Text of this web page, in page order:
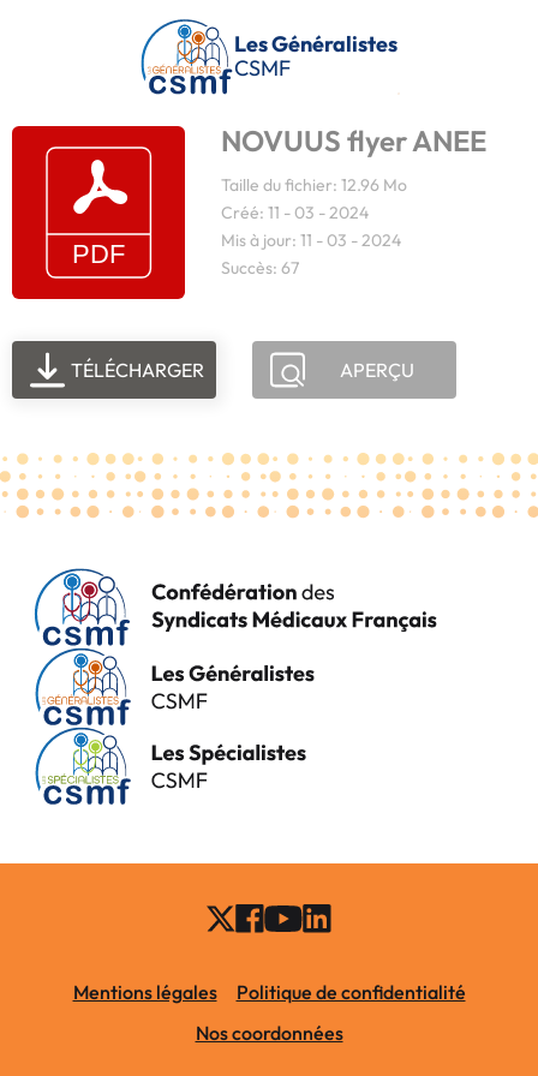
Passer au contenu principal
Les Généralistes
CSMF
NOVUUS flyer ANEE
Taille du fichier: 12.96 Mo
Créé: 11 - 03 - 2024
Mis à jour: 11 - 03 - 2024
Succès: 67
TÉLÉCHARGER APERÇU
Mentions légales
Politique de confidentialité
Nos coordonnées